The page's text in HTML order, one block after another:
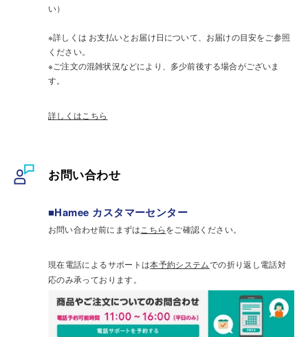
い）
※詳しくは お支払いとお届け日について、お届けの目安をご参照
ください。
※ご注文の混雑状況などにより、多少前後する場合がございま
す。
詳しくはこちら
お問い合わせ
■Hamee カスタマーセンター
お問い合わせ前にまずは こちらをご確認ください。
現在電話によるサポートは本予約システムでの折り返し電話対
応のみ承っております。